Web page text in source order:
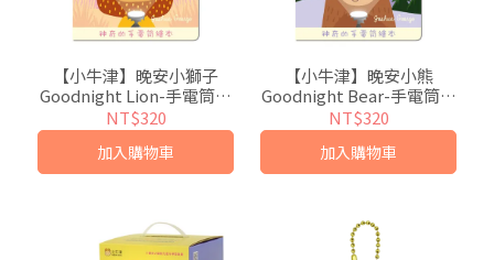
【小牛津】晚安小獅子
Goodnight Lion-手電筒書
(可中英點讀/英國授權繪
本)
NT$320
加入購物車
【小牛津】晚安小熊
Goodnight Bear-手電筒書
(可中英點讀/英國授權繪
本)
NT$320
加入購物車